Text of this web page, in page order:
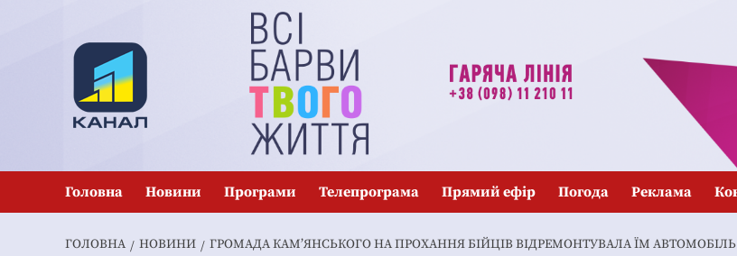
Головна Новини Програми Телепрограма Прямий ефір Погода Реклама
ГОЛОВНА НОВИНИ ГРОМАДА КАМ’ЯНСЬКОГО НА ПРОХАННЯ БІЙЦІВ ВІДРЕМОНТУВАЛА ЇМ